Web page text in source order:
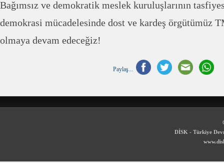
Bağımsız ve demokratik meslek kuruluşlarının
demokrasi mücadelesinde dost ve kardeş örgütümüz
olmaya devam edeceğiz!
Paylaş...
DİSK - Türkiye